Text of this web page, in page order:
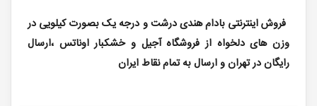
فروش اینترنتی بادام هندی درشت و درجه یک بصورت کیلویی در
وزن های دلخواه از فروشگاه آجیل و خشکبار اوناتس ،ارسال
رایگان در تهران و ارسال به تمام نقاط ایران